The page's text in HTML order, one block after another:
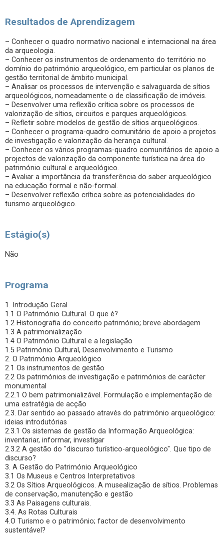
Resultados de Aprendizagem
– Conhecer o quadro normativo nacional e internacional na área
da arqueologia.
– Conhecer os instrumentos de ordenamento do território no
domínio do património arqueológico, em particular os planos de
gestão territorial de âmbito municipal.
– Analisar os processos de intervenção e salvaguarda de sítios
arqueológicos, nomeadamente o de classificação de imóveis.
– Desenvolver uma reflexão crítica sobre os processos de
valorização de sítios, circuitos e parques arqueológicos.
– Refletir sobre modelos de gestão de sítios arqueológicos.
– Conhecer o programa-quadro comunitário de apoio a projetos
de investigação e valorização da herança cultural.
– Conhecer os vários programas-quadro comunitários de apoio a
projectos de valorização da componente turística na área do
património cultural e arqueológico.
– Avaliar a importância da transferência do saber arqueológico
na educação formal e não-formal.
– Desenvolver reflexão crítica sobre as potencialidades do
turismo arqueológico.
Estágio(s)
Não
Programa
1. Introdução Geral
1.1 O Património Cultural. O que é?
1.2 Historiografia do conceito património; breve abordagem
1.3 A patrimonialização
1.4 O Património Cultural e a legislação
1.5 Património Cultural, Desenvolvimento e Turismo
2. O Património Arqueológico
2.1 Os instrumentos de gestão
2.2 Os patrimónios de investigação e patrimónios de carácter
monumental
2.2.1 O bem patrimonializável. Formulação e implementação de
uma estratégia de acção
2.3. Dar sentido ao passado através do património arqueológico:
ideias introdutórias
2.3.1 Os sistemas de gestão da Informação Arqueológica:
inventariar, informar, investigar
2.3.2 A gestão do "discurso turístico-arqueológico". Que tipo de
discurso?
3. A Gestão do Património Arqueológico
3.1 Os Museus e Centros Interpretativos
3.2 Os Sítios Arqueológicos. A musealização de sítios. Problemas
de conservação, manutenção e gestão
3.3 As Paisagens culturais.
3.4. As Rotas Culturais
4.O Turismo e o património; factor de desenvolvimento
sustentável?